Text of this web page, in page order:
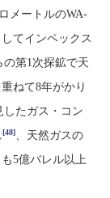
メートルのWA-
てインペックス
の第1次探鉱で天
ねて8年がかり
したガス・コン
[48]、天然ガスの
5億バレル以上